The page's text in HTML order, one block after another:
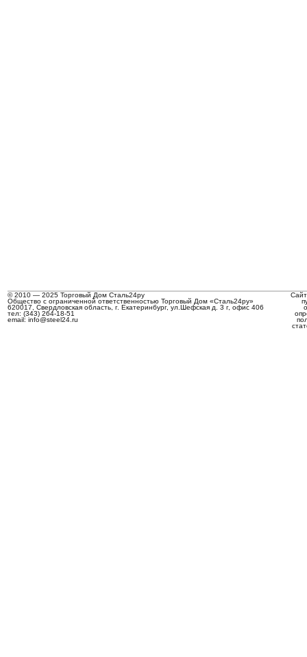
© 2010 — 2025 Торговый Дом Сталь24ру
Общество с ограниченной ответственностью Торговый Дом «Сталь24ру»
620017, Свердловская область, г. Екатеринбург, ул.Шефская д. 3 г, офис 406
тел: (343) 264-18-51
email: info@steel24.ru